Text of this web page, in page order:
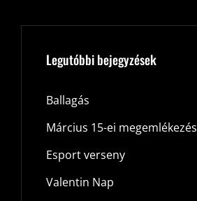
Legutóbbi bejegyzések
Ballagás
Március 15-ei megemlékezés
Esport verseny
Valentin Nap